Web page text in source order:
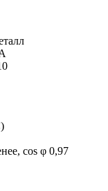
cos φ 0,97